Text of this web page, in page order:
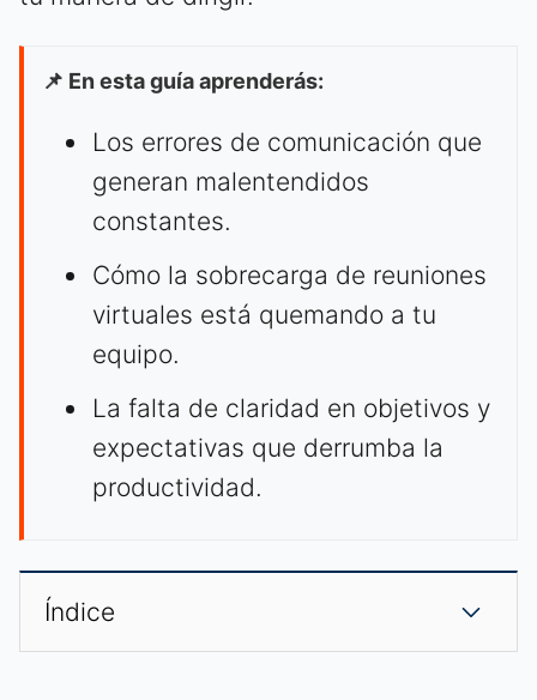
📌 En esta guía aprenderás:
Los errores de comunicación que
generan malentendidos
constantes.
Cómo la sobrecarga de reuniones
virtuales está quemando a tu
equipo.
La falta de claridad en objetivos y
expectativas que derrumba la
productividad.
Índice